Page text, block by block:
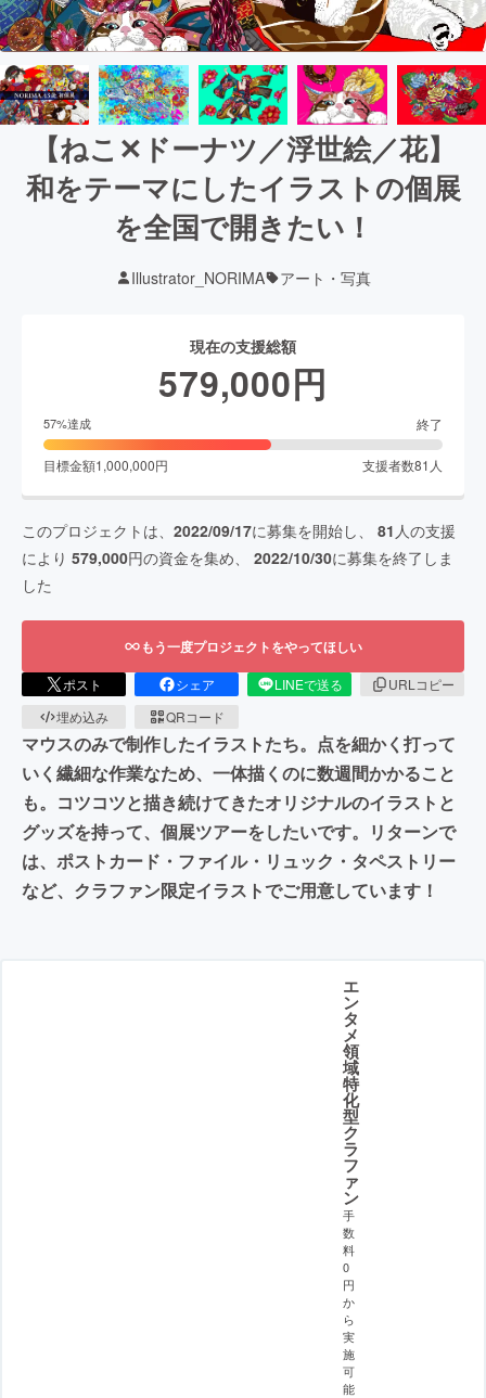
【ねこ✕ドーナツ／浮世絵／花】
和をテーマにしたイラストの個展
を全国で開きたい！
Illustrator_NORIMA アート・写真
現在の支援総額
579,000円
57%達成 終了
目標金額1,000,000円 支援者数81 人
このプロジェクトは、 2022/09/17に募集を開始し、 81 人の支援
により 579,000円の資金を集め、 2022/10/30に募集を終了しま
した
もう一度プロジェクトをやってほしい
ポスト シェア LINEで送る
URLコピー
埋め込み
QRコード
マウスのみで制作したイラストたち。点を細かく打って
いく繊細な作業なため、一体描くのに数週間かかること
も。コツコツと描き続けてきたオリジナルのイラストと
グッズを持って、個展ツアーをしたいです。リターンで
は、ポストカード・ファイル・リュック・タペストリー
など、クラファン限定イラストでご用意しています！
エ
ン
タ
メ
領
域
特
化
型
ク
ラ
フ
ァ
ン
手
数
料
0
円
か
ら
実
施
可
能